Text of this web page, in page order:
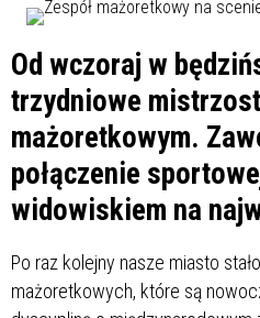
Od wczoraj w
trzydniowe
mażoretkowym.
połączenie
widowiskiem na
Po raz kolejny nasze miasto
mażoretkowych, które są